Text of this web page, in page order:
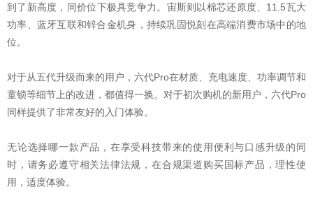
到了新高度，同价位下极具竞争力。宙斯则以棉芯还原度、11.5瓦大
功率、蓝牙互联和锌合金机身，持续巩固悦刻在高端消费市场中的地
位。
对于从五代升级而来的用户，六代Pro在材质、充电速度、功率调节和
童锁等细节上的改进，都值得一换。对于初次购机的新用户，六代Pro
同样提供了非常友好的入门体验。
无论选择哪一款产品，在享受科技带来的使用便利与口感升级的同
时，请务必遵守相关法律法规，在合规渠道购买国标产品，理性使
用，适度体验。